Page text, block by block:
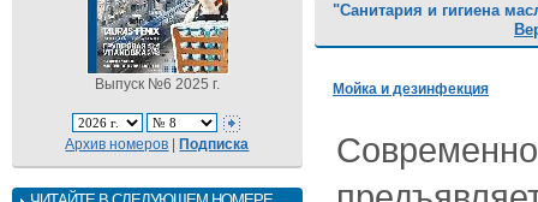
Выпуск №6 2025 г.
Архив номеров |Подписка
"Санитария и гигиена
Мойка и дезинфекция